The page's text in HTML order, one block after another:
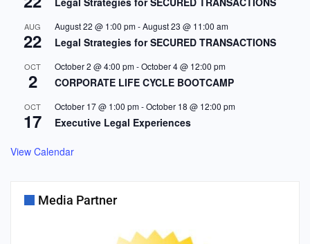
AUG
22
August 22 @ 1:00 pm-August 23 @ 11:00 am
Legal Strategies for SECURED TRANSACTIONS
OCT
2
October 2 @ 4:00 pm-October 4 @ 12:00 pm
CORPORATE LIFE CYCLE BOOTCAMP
OCT
17
October 17 @ 1:00 pm-October 18 @ 12:00 pm
Executive Legal Experiences
View Calendar
Media Partner